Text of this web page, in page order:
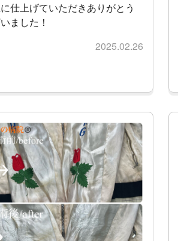
仕上げていただきありがとう
ました！
2025.02.26